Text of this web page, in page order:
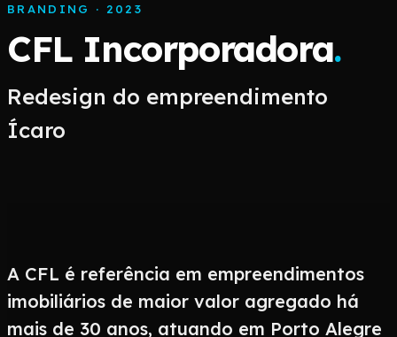
BRANDING · 2023
CFL Incorporadora.
Redesign do empreendimento
Ícaro
A CFL é referência em empreendimentos
imobiliários de maior valor agregado há
mais de 30 anos, atuando em Porto Alegre